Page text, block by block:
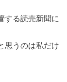
する読売新聞に
思うのは私だけ